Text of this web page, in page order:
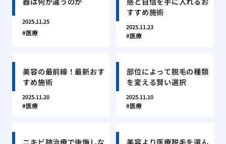
2025.11.25
医療
すすめ施術
2025.11.23
医療
美容の最前線！最新おす
すめ施術
2025.11.20
医療
部位によって脱毛の種類
を変える賢い選択
2025.11.10
医療
ニキビ跡治療で後悔しな
美容より医療脱毛を選ん